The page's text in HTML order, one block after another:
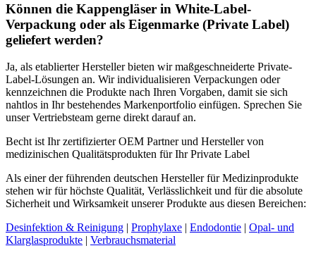
Können die Kappengläser in White-Label-
Verpackung oder als Eigenmarke (Private Label)
geliefert werden?
Ja, als etablierter Hersteller bieten wir maßgeschneiderte Private-
Label-Lösungen an. Wir individualisieren Verpackungen oder
kennzeichnen die Produkte nach Ihren Vorgaben, damit sie sich
nahtlos in Ihr bestehendes Markenportfolio einfügen. Sprechen Sie
unser Vertriebsteam gerne direkt darauf an.
Becht ist Ihr zertifizierter OEM Partner und Hersteller von
medizinischen Qualitätsprodukten für Ihr Private Label
Als einer der führenden deutschen Hersteller für Medizinprodukte
stehen wir für höchste Qualität, Verlässlichkeit und für die absolute
Sicherheit und Wirksamkeit unserer Produkte aus diesen Bereichen:
Desinfektion & Reinigung | Prophylaxe | Endodontie | Opal- und
Klarglasprodukte | Verbrauchsmaterial